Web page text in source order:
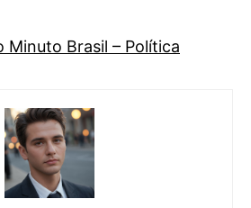
Minuto Brasil – Política